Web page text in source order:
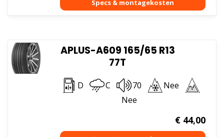
APLUS-A609 165/65 R13
77T
D C 70
Nee
Nee
€44,00